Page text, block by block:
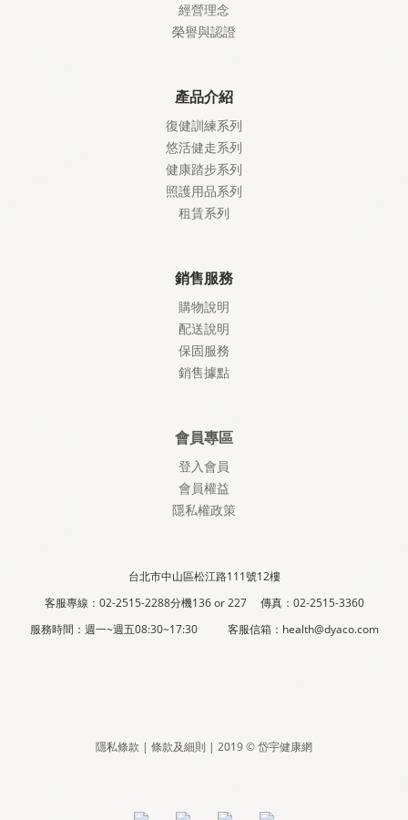
經營理念
榮譽與認證
產品介紹
復健訓練系列
悠活健走系列
健康踏步系列
照護用品系列
租賃系列
銷售服務
購物說明
配送說明
保固服務
銷售據點
會員專區
登入會員
會員權益
隱私權政策
台北市中山區松江路111號12樓
客服專線：02-2515-2288分機136 or 227 傳真：02-2515-3360
服務時間：週一~週五08:30~17:30 客服信箱：health@dyaco.com
隱私條款 | 條款及細則 | 2019 © 岱宇健康網